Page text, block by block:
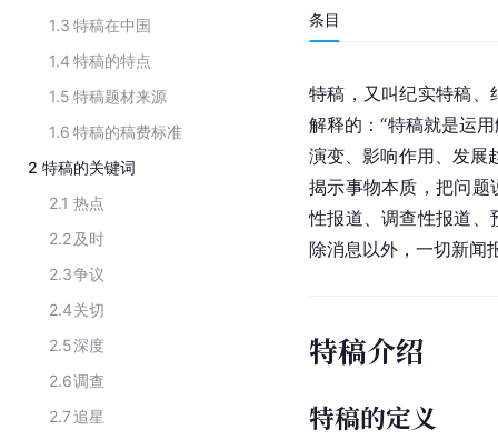
1.3 特稿在中国
1.4 特稿的特点
1.5 特稿题材来源
1.6 特稿的稿费标准
2 特稿的关键词
2.1 热点
2.2 及时
2.3争议
2.4关切
2.5深度
2.6调查
2.7追星
条目
特稿，又叫纪实特稿
解释的：“特稿就是运
演变、影响作用、发展
揭示事物本质，把问题
性报道、调查性报道、
除消息以外，一切新闻
特稿介绍
特稿的定义